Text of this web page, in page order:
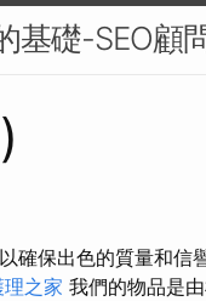
基礎-SEO顧
確保出色的質量和信
之家 我們的物品是